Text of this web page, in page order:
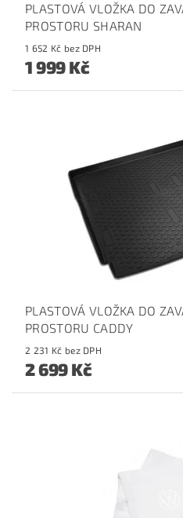
PLASTOVÁ VLOŽKA DO
PROSTORU SHARAN
1 652 Kč bez DPH
1 999 Kč
PLASTOVÁ VLOŽKA DO
PROSTORU CADDY
2 231 Kč bez DPH
2 699 Kč